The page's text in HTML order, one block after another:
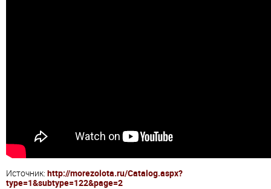
Источник: http://morezolota.ru/Catalog.aspx?
type=1&subtype=122&page=2